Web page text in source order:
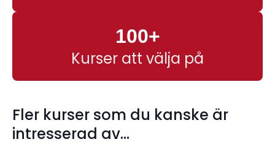
100+
Kurser att välja på
Fler kurser som du kanske är
intresserad av...